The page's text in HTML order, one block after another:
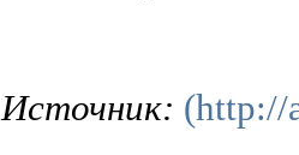
Источник: (http://